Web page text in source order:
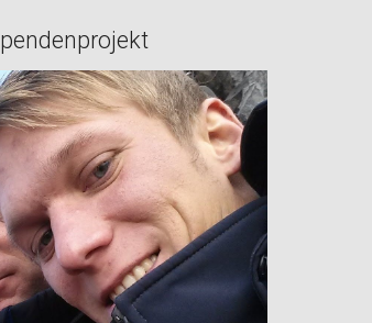
pendenprojekt